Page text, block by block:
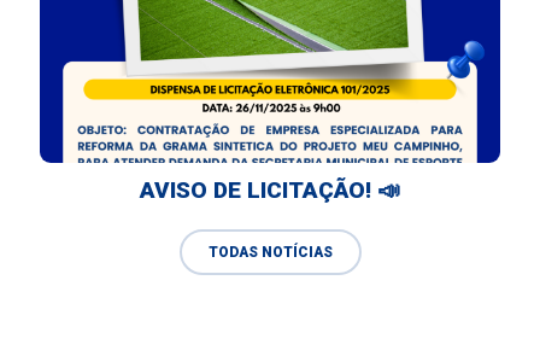
AVISO DE LICITAÇÃO! 📣
TODAS NOTÍCIAS